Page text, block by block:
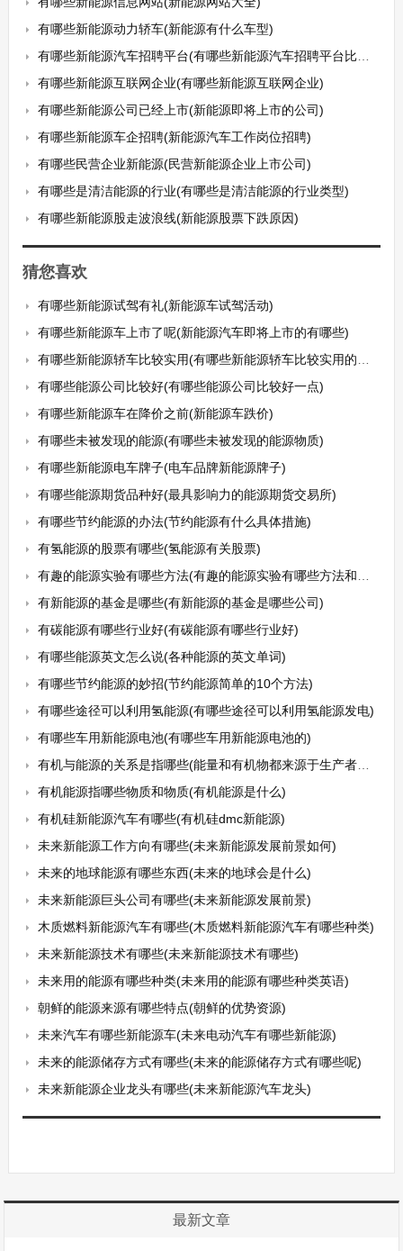
有哪些新能源动力轿车(新能源有什么车型)
有哪些新能源汽车招聘平台(有哪些新能源汽车招聘平台比较好)
有哪些新能源互联网企业(有哪些新能源互联网企业)
有哪些新能源公司已经上市(新能源即将上市的公司)
有哪些新能源车企招聘(新能源汽车工作岗位招聘)
有哪些民营企业新能源(民营新能源企业上市公司)
有哪些是清洁能源的行业(有哪些是清洁能源的行业类型)
有哪些新能源股走波浪线(新能源股票下跌原因)
猜您喜欢
有哪些新能源试驾有礼(新能源车试驾活动)
有哪些新能源车上市了呢(新能源汽车即将上市的有哪些)
有哪些新能源轿车比较实用(有哪些新能源轿车比较实用的品牌)
有哪些能源公司比较好(有哪些能源公司比较好一点)
有哪些新能源车在降价之前(新能源车跌价)
有哪些未被发现的能源(有哪些未被发现的能源物质)
有哪些新能源电车牌子(电车品牌新能源牌子)
有哪些能源期货品种好(最具影响力的能源期货交易所)
有哪些节约能源的办法(节约能源有什么具体措施)
有氢能源的股票有哪些(氢能源有关股票)
有趣的能源实验有哪些方法(有趣的能源实验有哪些方法和技巧)
有新能源的基金是哪些(有新能源的基金是哪些公司)
有碳能源有哪些行业好(有碳能源有哪些行业好)
有哪些能源英文怎么说(各种能源的英文单词)
有哪些节约能源的妙招(节约能源简单的10个方法)
有哪些途径可以利用氢能源(有哪些途径可以利用氢能源发电)
有哪些车用新能源电池(有哪些车用新能源电池的)
有机与能源的关系是指哪些(能量和有机物都来源于生产者的什么作用)
有机能源指哪些物质和物质(有机能源是什么)
有机硅新能源汽车有哪些(有机硅dmc新能源)
未来新能源工作方向有哪些(未来新能源发展前景如何)
未来的地球能源有哪些东西(未来的地球会是什么)
未来新能源巨头公司有哪些(未来新能源发展前景)
木质燃料新能源汽车有哪些(木质燃料新能源汽车有哪些种类)
未来新能源技术有哪些(未来新能源技术有哪些)
未来用的能源有哪些种类(未来用的能源有哪些种类英语)
朝鲜的能源来源有哪些特点(朝鲜的优势资源)
未来汽车有哪些新能源车(未来电动汽车有哪些新能源)
未来的能源储存方式有哪些(未来的能源储存方式有哪些呢)
未来新能源企业龙头有哪些(未来新能源汽车龙头)
最新文章